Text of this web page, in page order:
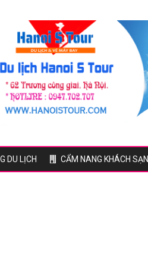
DU LỊCH CẨM NANG KHÁCH SẠN